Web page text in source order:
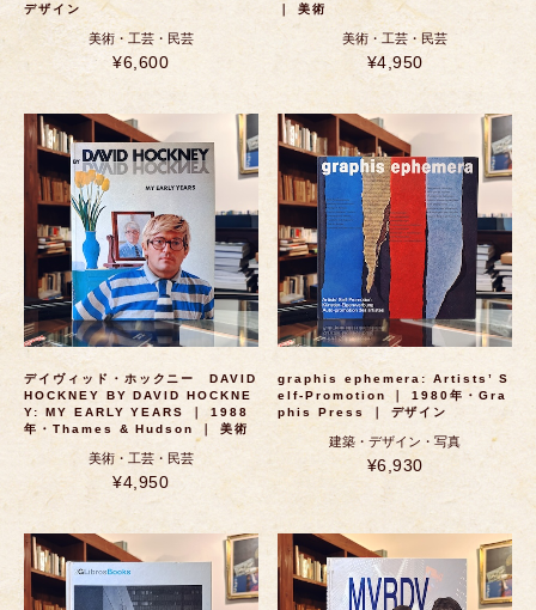
デザイン
美術・工芸・民芸
¥6,600
｜ 美術
美術・工芸・民芸
¥4,950
デイヴィッド・ホックニー DAVID
HOCKNEY BY DAVID HOCKNE
Y: MY EARLY YEARS ｜ 1988
年・Thames & Hudson ｜ 美術
美術・工芸・民芸
¥4,950
graphis ephemera: Artists’ S
elf-Promotion ｜ 1980年・Gra
phis Press ｜ デザイン
建築・デザイン・写真
¥6,930